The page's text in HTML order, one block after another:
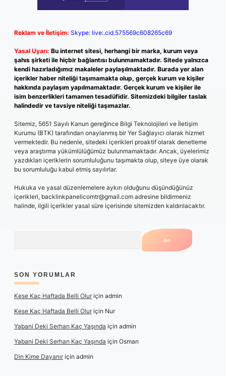
Reklam ve İletişim: Skype: live:.cid.575569c608265c69
Yasal Uyarı: Bu internet sitesi, herhangi bir marka, kurum veya
şahıs şirketi ile hiçbir bağlantısı bulunmamaktadır. Sitede yalnızca
kendi hazırladığımız makaleler paylaşılmaktadır. Burada yer alan
içerikler haber niteliği taşımamakta olup, gerçek kurum ve kişiler
hakkında paylaşım yapılmamaktadır. Gerçek kurum ve kişiler ile
isim benzerlikleri tamamen tesadüfidir. Sitemizdeki bilgiler taslak
halindedir ve tavsiye niteliği taşımazlar.
Sitemiz, 5651 Sayılı Kanun gereğince Bilgi Teknolojileri ve İletişim
Kurumu (BTK) tarafından onaylanmış bir Yer Sağlayıcı olarak hizmet
vermektedir. Bu nedenle, sitedeki içerikleri proaktif olarak denetleme
veya araştırma yükümlülüğümüz bulunmamaktadır. Ancak, üyelerimiz
yazdıkları içeriklerin sorumluluğunu taşımakta olup, siteye üye olarak
bu sorumluluğu kabul etmiş sayılırlar.
Hukuka ve yasal düzenlemelere aykırı olduğunu düşündüğünüz
içerikleri, backlinkpanelicomtr@gmail.com adresine bildirmeniz
halinde, ilgili içerikler yasal süre içerisinde sitemizden kaldırılacaktır.
SON YORUMLAR
Kese Kaç Haftada Belli Oluriçin admin
Kese Kaç Haftada Belli Oluriçin Nur
Yabani Deki Serhan Kaç Yaşında için admin
Yabani Deki Serhan Kaç Yaşında için Osman
Din Kime Dayanıriçin admin